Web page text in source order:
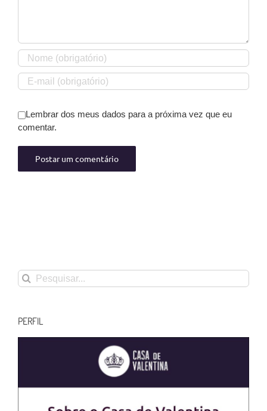
Lembrar dos meus dados para a próxima vez que eu
comentar.
Buscar
resultados
PERFIL